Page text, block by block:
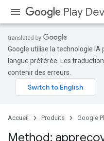
Play
Google utilise la technologie
langue préférée. Les
contenir des erreurs.
Accueil Produits Google
Method: